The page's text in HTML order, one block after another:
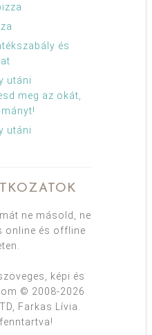
és
utáni
meg az okát,
utáni
ne másold, ne
online és offline
képi és
© 2008-2026
Farkas Lívia.